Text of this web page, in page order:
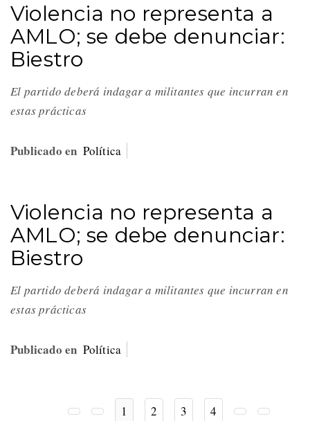
Violencia no representa a
AMLO; se debe denunciar:
Biestro
El partido deberá indagar a militantes que incurran en
estas prácticas
Publicado en Política
Violencia no representa a
AMLO; se debe denunciar:
Biestro
El partido deberá indagar a militantes que incurran en
estas prácticas
Publicado en Política
1 2 3
4